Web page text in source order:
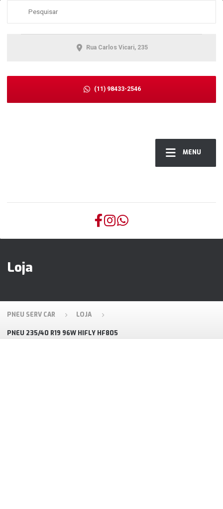
MENU
Rua Carlos Vicari, 235
(11) 98433-2546
Loja
PNEU SERV CAR LOJA
PNEU 235/40 R19 96W HIFLY HF805